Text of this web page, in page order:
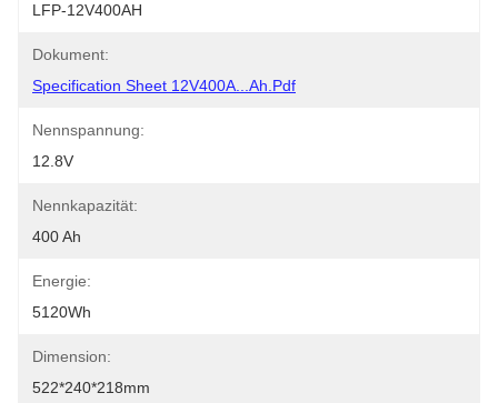
LFP-12V400AH
Dokument:
Specification Sheet 12V400A...Ah.pdf
Nennspannung:
12.8V
Nennkapazität:
400 Ah
Energie:
5120Wh
Dimension:
522*240*218mm